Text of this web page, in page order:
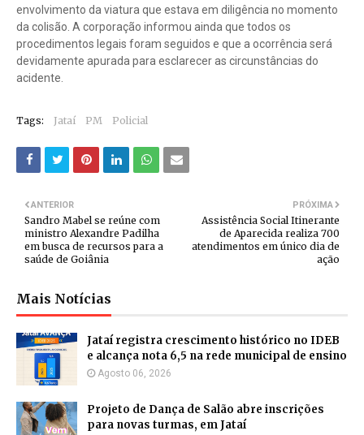
envolvimento da viatura que estava em diligência no momento
da colisão. A corporação informou ainda que todos os
procedimentos legais foram seguidos e que a ocorrência será
devidamente apurada para esclarecer as circunstâncias do
acidente.
Tags: Jataí PM Policial
PRÓXIMA
Assistência Social Itinerante
de Aparecida realiza 700
atendimentos em único dia de
ação
ANTERIOR
Sandro Mabel se reúne com
ministro Alexandre Padilha
em busca de recursos para a
saúde de Goiânia
Mais Notícias
Jataí registra crescimento histórico no IDEB
e alcança nota 6,5 na rede municipal de ensino
Agosto 06, 2026
Projeto de Dança de Salão abre inscrições
para novas turmas, em Jataí